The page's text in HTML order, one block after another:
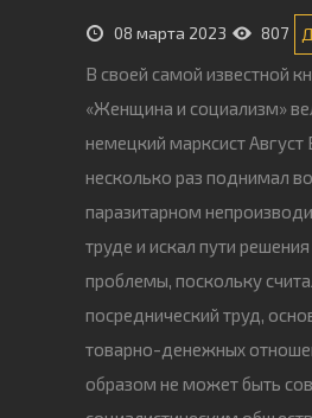
08 марта 2023 807
В своей самой известной
«Женщина и социализм»
немецкий марксист Август
несколько раз поднимал
паразитарном
труде и искал пути
проблемы, поскольку
посреднический труд,
товарно-денежных
образом не может быть